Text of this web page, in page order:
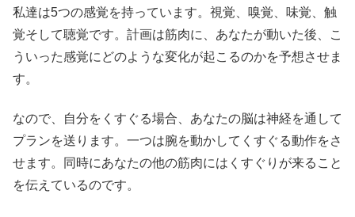
私達は5つの感覚を持っています。視覚、嗅覚、味覚、触
覚そして聴覚です。計画は筋肉に、あなたが動いた後、こ
ういった感覚にどのような変化が起こるのかを予想させま
す。
なので、自分をくすぐる場合、あなたの脳は神経を通して
プランを送ります。一つは腕を動かしてくすぐる動作をさ
せます。同時にあなたの他の筋肉にはくすぐりが来ること
を伝えているのです。